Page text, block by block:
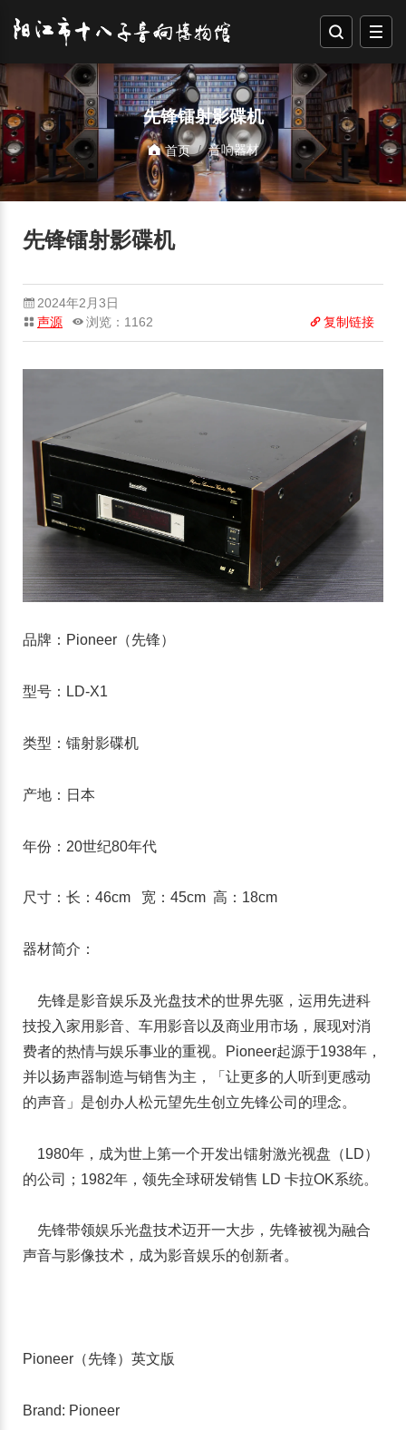
先锋镭射影碟机
首页 音响器材
先锋镭射影碟机
2024年2月3日
声源
浏览：1162 复制链接
品牌：Pioneer（先锋）
型号：LD-X1
类型：镭射影碟机
产地：日本
年份：20世纪80年代
尺寸：长：46cm 宽：45cm 高：18cm
器材简介：
先锋是影音娱乐及光盘技术的世界先驱，运用先进科
技投入家用影音、车用影音以及商业用市场，展现对消
费者的热情与娱乐事业的重视。Pioneer起源于1938年，
并以扬声器制造与销售为主，「让更多的人听到更感动
的声音」是创办人松元望先生创立先锋公司的理念。
1980年，成为世上第一个开发出镭射激光视盘（LD）
的公司；1982年，领先全球研发销售 LD 卡拉OK系统。
先锋带领娱乐光盘技术迈开一大步，先锋被视为融合
声音与影像技术，成为影音娱乐的创新者。
Pioneer（先锋）英文版
Brand: Pioneer